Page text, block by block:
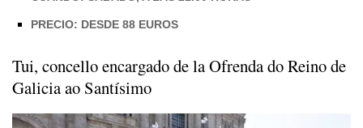
PRECIO: DESDE 88 EUROS
Tui, concello encargado de laOfrenda doReino de
Galicia ao Santísimo